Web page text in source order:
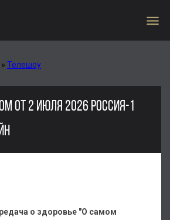
menu
» Телешоу
ОТ 2 ИЮЛЯ 2026 РОССИЯ-1
о здоровье "О самом